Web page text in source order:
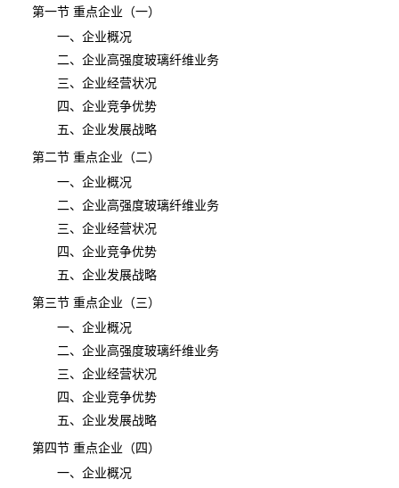
第一节 重点企业（一）
一、企业概况
二、企业高强度玻璃纤维业务
三、企业经营状况
四、企业竞争优势
五、企业发展战略
第二节 重点企业（二）
一、企业概况
二、企业高强度玻璃纤维业务
三、企业经营状况
四、企业竞争优势
五、企业发展战略
第三节 重点企业（三）
一、企业概况
二、企业高强度玻璃纤维业务
三、企业经营状况
四、企业竞争优势
五、企业发展战略
第四节 重点企业（四）
一、企业概况